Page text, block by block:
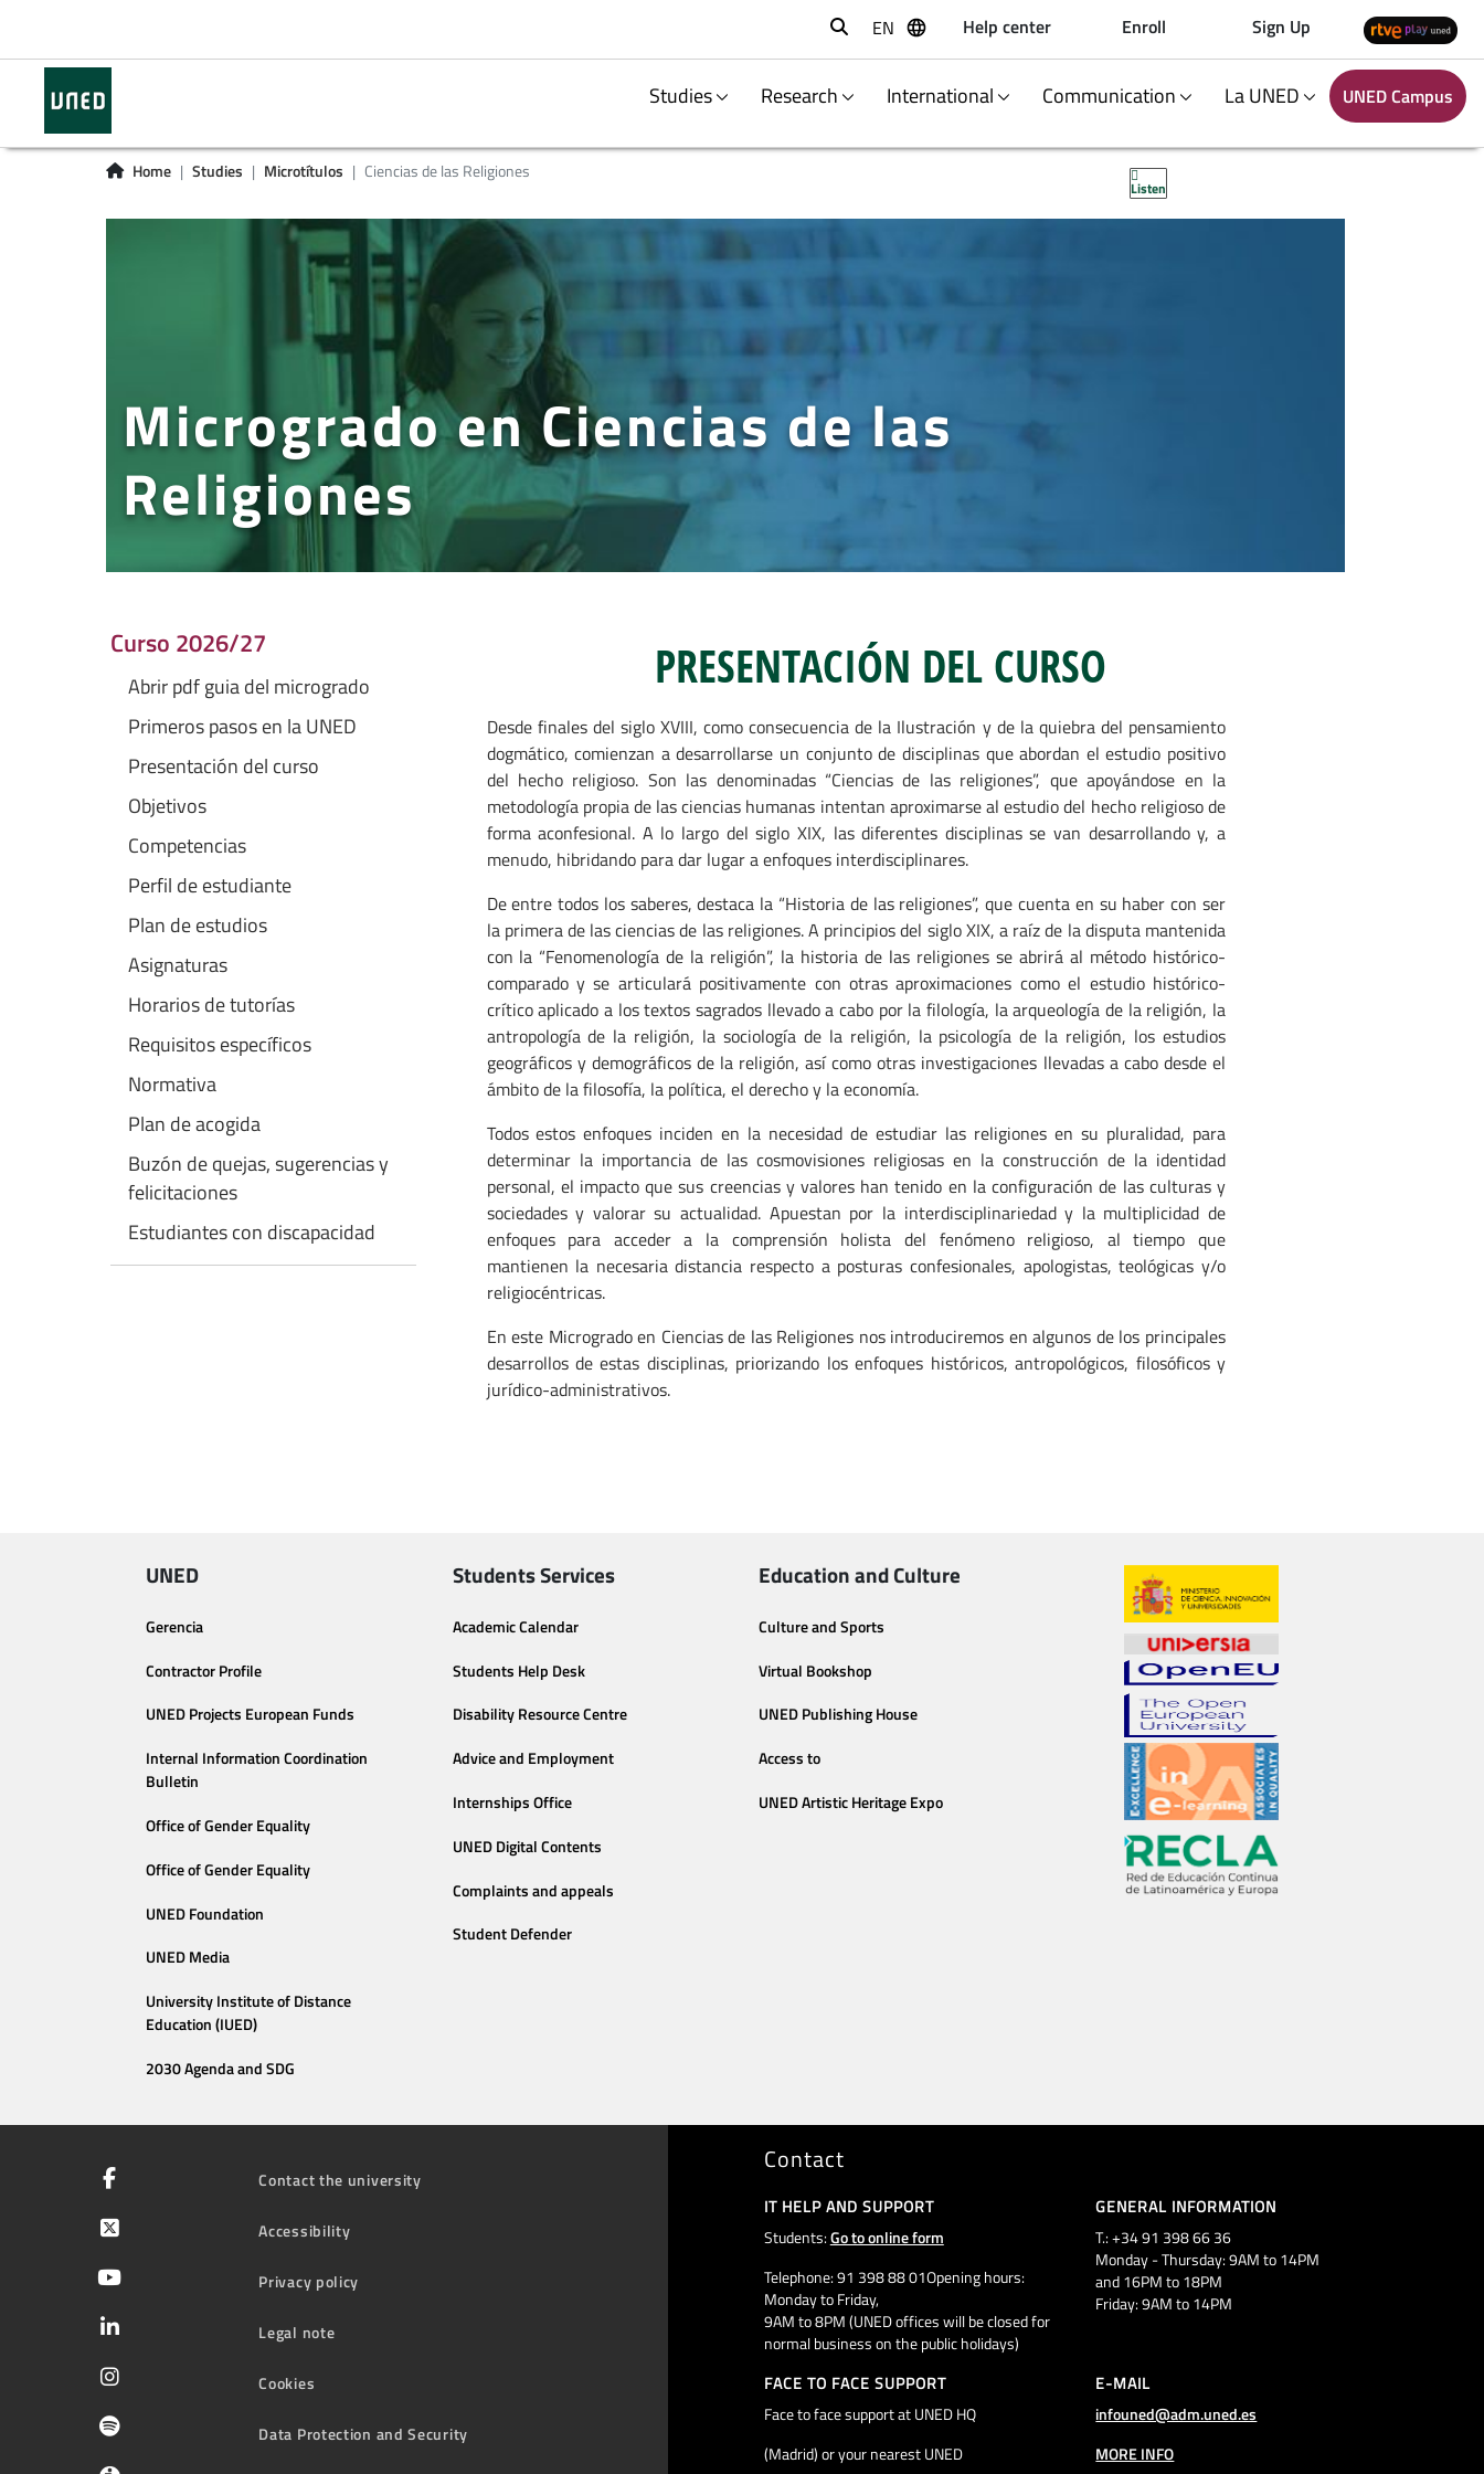
Buscar
EN Help center Enroll Sign Up
Studies Research International Communication La UNED UNED Campus
Home Studies Microtítulos Ciencias de las Religiones
Listen
Microgrado en Ciencias de las
Religiones
Curso 2026/27
Abrir pdf guia del microgrado
Primeros pasos en la UNED
Presentación del curso
Objetivos
Competencias
Perfil de estudiante
Plan de estudios
Asignaturas
Horarios de tutorías
Requisitos específicos
Normativa
Plan de acogida
Buzón de quejas, sugerencias y
felicitaciones
Estudiantes con discapacidad
PRESENTACIÓN DEL CURSO
Desde finales del siglo XVIII, como consecuencia de la Ilustración y de la quiebra del pensamiento
dogmático, comienzan a desarrollarse un conjunto de disciplinas que abordan el estudio positivo
del hecho religioso. Son las denominadas “Ciencias de las religiones”, que apoyándose en la
metodología propia de las ciencias humanas intentan aproximarse al estudio del hecho religioso de
forma aconfesional. A lo largo del siglo XIX, las diferentes disciplinas se van desarrollando y, a
menudo, hibridando para dar lugar a enfoques interdisciplinares.
De entre todos los saberes, destaca la “Historia de las religiones”, que cuenta en su haber con ser
la primera de las ciencias de las religiones. A principios del siglo XIX, a raíz de la disputa mantenida
con la “Fenomenología de la religión”, la historia de las religiones se abrirá al método histórico-
comparado y se articulará positivamente con otras aproximaciones como el estudio histórico-
crítico aplicado a los textos sagrados llevado a cabo por la filología, la arqueología de la religión, la
antropología de la religión, la sociología de la religión, la psicología de la religión, los estudios
geográficos y demográficos de la religión, así como otras investigaciones llevadas a cabo desde el
ámbito de la filosofía, la política, el derecho y la economía.
Todos estos enfoques inciden en la necesidad de estudiar las religiones en su pluralidad, para
determinar la importancia de las cosmovisiones religiosas en la construcción de la identidad
personal, el impacto que sus creencias y valores han tenido en la configuración de las culturas y
sociedades y valorar su actualidad. Apuestan por la interdisciplinariedad y la multiplicidad de
enfoques para acceder a la comprensión holista del fenómeno religioso, al tiempo que
mantienen la necesaria distancia respecto a posturas confesionales, apologistas, teológicas y/o
religiocéntricas.
En este Microgrado en Ciencias de las Religiones nos introduciremos en algunos de los principales
desarrollos de estas disciplinas, priorizando los enfoques históricos, antropológicos, filosóficos y
jurídico-administrativos.
UNED
Gerencia
Contractor Profile
UNED Projects European Funds
Internal Information Coordination
Bulletin
Office of Gender Equality
Office of Gender Equality
UNED Foundation
UNED Media
University Institute of Distance
Education (IUED)
2030 Agenda and SDG
Students Services
Academic Calendar
Students Help Desk
Disability Resource Centre
Advice and Employment
Internships Office
UNED Digital Contents
Complaints and appeals
Student Defender
Education and Culture
Culture and Sports
Virtual Bookshop
UNED Publishing House
Access to
UNED Artistic Heritage Expo
Contact the university
Accessibility
Privacy policy
Legal note
Cookies
Data Protection and Security
Contact
IT HELP AND SUPPORT
Students:Go to online form
Telephone: 91 398 88 01Opening hours:
Monday to Friday,
9AM to 8PM (UNED offices will be closed for
normal business on the public holidays)
GENERAL INFORMATION
T.: +34 91 398 66 36
Monday - Thursday: 9AM to 14PM
and 16PM to 18PM
Friday: 9AM to 14PM
FACE TO FACE SUPPORT
Face to face support at UNED HQ
(Madrid) or your nearest UNED
E-MAIL
infouned@adm.uned.es
MORE INFO